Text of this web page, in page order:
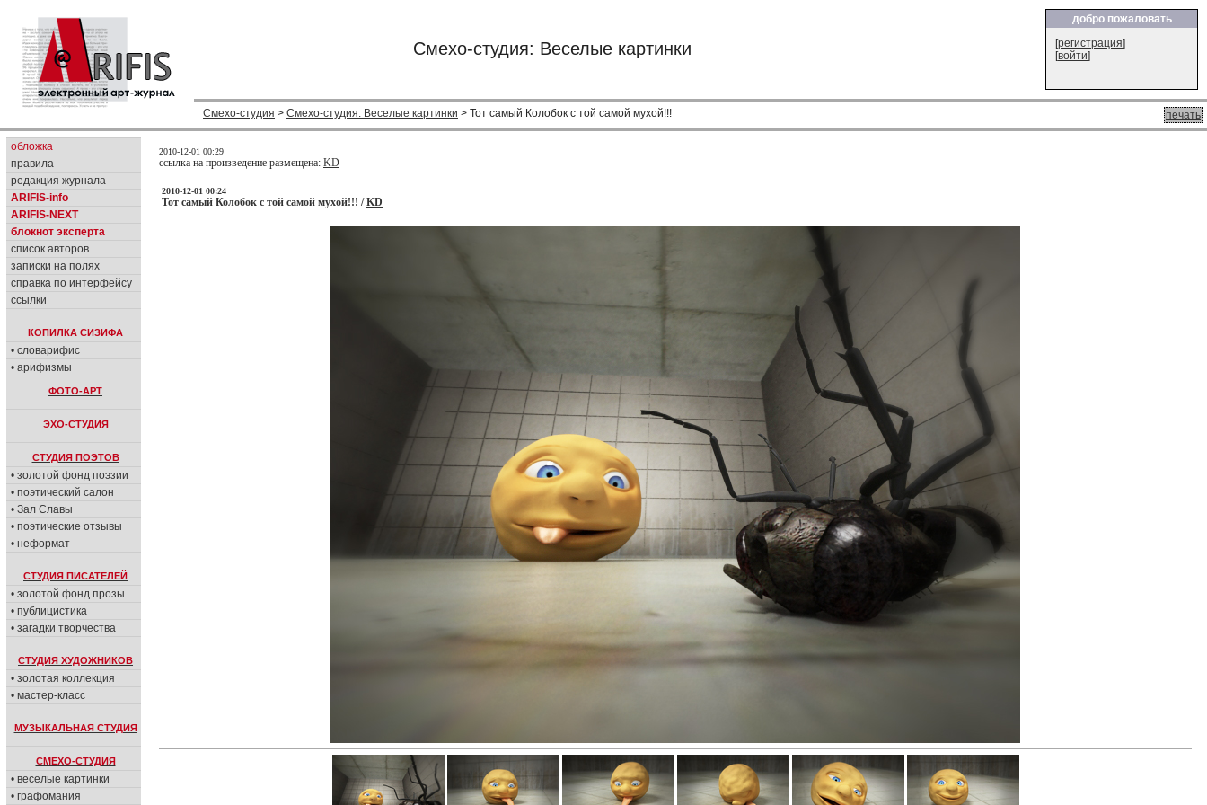
Смехо-студия: Веселые картинки
добро пожаловать
[регистрация]
[войти]
печать
Смехо-студия > Смехо-студия: Веселые картинки > Тот самый Колобок с той самой мухой!!!
обложка
правила
редакция журнала
ARIFIS-info
ARIFIS-NEXT
блокнот эксперта
список авторов
записки на полях
справка по интерфейсу
ссылки
КОПИЛКА СИЗИФА
• словарифис
• арифизмы
ФОТО-АРТ
ЭХО-СТУДИЯ
СТУДИЯ ПОЭТОВ
• золотой фонд поэзии
• поэтический салон
• Зал Славы
• поэтические отзывы
• неформат
СТУДИЯ ПИСАТЕЛЕЙ
• золотой фонд прозы
• публицистика
• загадки творчества
СТУДИЯ ХУДОЖНИКОВ
• золотая коллекция
• мастер-класс
МУЗЫКАЛЬНАЯ СТУДИЯ
СМЕХО-СТУДИЯ
• веселые картинки
• графомания
2010-12-01 00:29
ссылка на произведение размещена: KD
2010-12-01 00:24
Тот самый Колобок с той самой мухой!!! /KD